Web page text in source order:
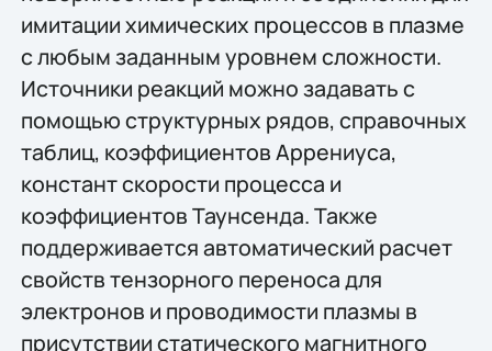
имитации химических процессов в плазме
с любым заданным уровнем сложности.
Источники реакций можно задавать с
помощью структурных рядов, справочных
таблиц, коэффициентов Аррениуса,
констант скорости процесса и
коэффициентов Таунсенда. Также
поддерживается автоматический расчет
свойств тензорного переноса для
электронов и проводимости плазмы в
присутствии статического магнитного